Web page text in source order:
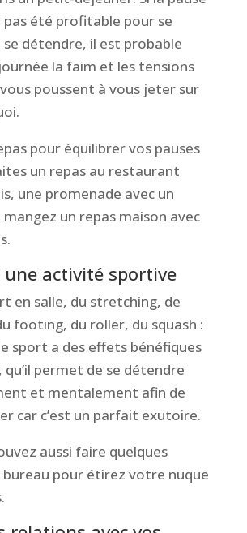
pas été profitable pour se
détendre, il est probable
la faim et les tensions
poussent à vous jeter sur
pour équilibrer vos pauses
un repas au restaurant
une promenade avec un
un repas maison avec
activité sportive
en salle, du stretching, de
footing, du roller, du squash :
sport a des effets bénéfiques
qu’il permet de se détendre
et mentalement afin de
car c’est un parfait exutoire.
aussi faire quelques
bureau pour étirez votre nuque